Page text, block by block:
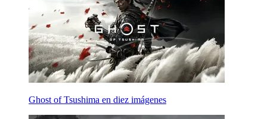
Ghost of Tsushima en diez imágenes